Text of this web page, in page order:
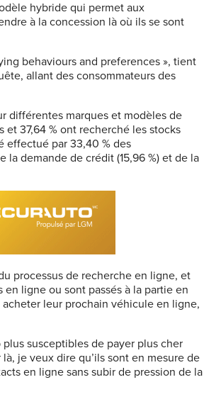
hybride qui permet aux
à la concession là où ils se sont
behaviours and preferences », tient
allant des consommateurs des
différentes marques et modèles de
et 37,64 % ont recherché les stocks
effectué par 33,40 % des
la demande de crédit (15,96 %) et de la
processus de recherche en ligne, et
ligne ou sont passés à la partie en
leur prochain véhicule en ligne,
susceptibles de payer plus cher
là, je veux dire qu’ils sont en mesure de
en ligne sans subir de pression de la